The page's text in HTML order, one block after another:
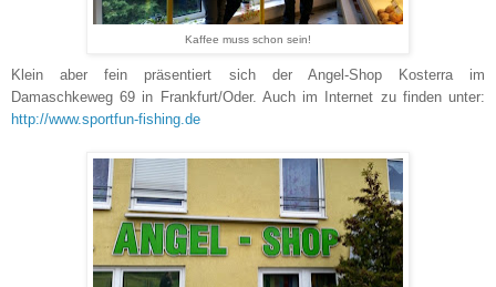
Kaffee muss schon sein!
Klein aber fein präsentiert sich der Angel-Shop Kosterra im
Damaschkeweg 69 in Frankfurt/Oder. Auch im Internet zu finden unter:
http://www.sportfun-fishing.de